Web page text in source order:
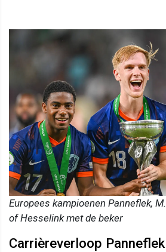
Europees kampioenen Panneflek,
of Hesselink met de beker
Carrièreverloop Panneflek